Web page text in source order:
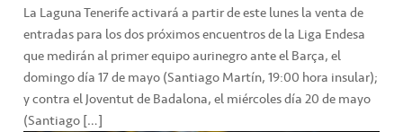
La Laguna Tenerife activará a partir de este lunes la venta de
entradas para los dos próximos encuentros de la Liga Endesa
que medirán al primer equipo aurinegro ante el Barça, el
domingo día 17 de mayo (Santiago Martín, 19:00 hora insular);
y contra el Joventut de Badalona, el miércoles día 20 de mayo
(Santiago […]